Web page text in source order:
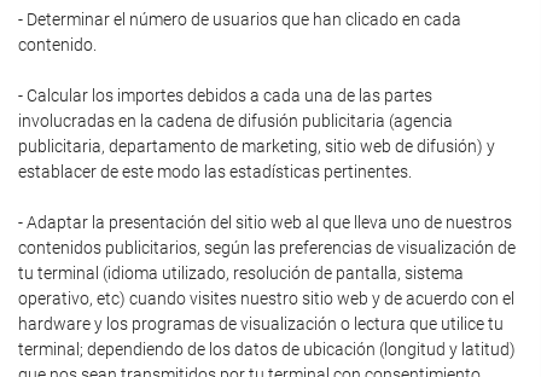
- Determinar el número de usuarios que han clicado en cada
contenido.
- Calcular los importes debidos a cada una de las partes
involucradas en la cadena de difusión publicitaria (agencia
publicitaria, departamento de marketing, sitio web de difusión) y
establacer de este modo las estadísticas pertinentes.
- Adaptar la presentación del sitio web al que lleva uno de nuestros
contenidos publicitarios, según las preferencias de visualización de
tu terminal (idioma utilizado, resolución de pantalla, sistema
operativo, etc) cuando visites nuestro sitio web y de acuerdo con el
hardware y los programas de visualización o lectura que utilice tu
terminal; dependiendo de los datos de ubicación (longitud y latitud)